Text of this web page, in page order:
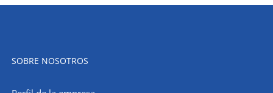
SOBRE NOSOTROS